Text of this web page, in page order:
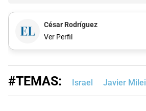
César Rodríguez
Ver Perfil
#TEMAS: Israel Javier Milei